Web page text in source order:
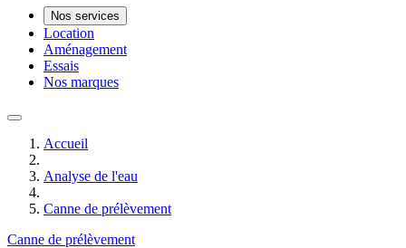
Nos services
Location
Aménagement
Essais
Nos marques
Accueil
Analyse de l'eau
Canne de prélèvement
Canne de prélèvement